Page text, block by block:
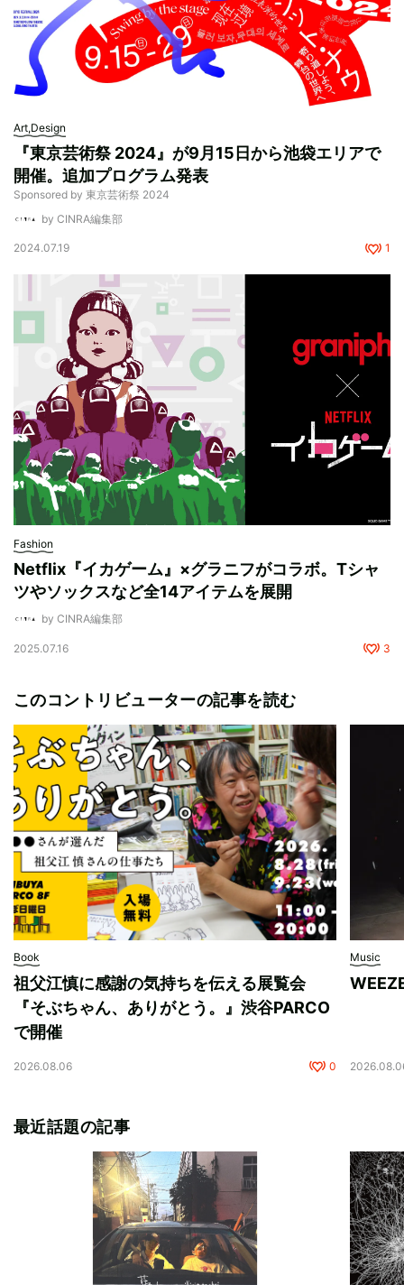
Art,Design
『東京芸術祭 2024』が9月15日から池袋エリアで
開催。追加プログラム発表
Sponsored by 東京芸術祭 2024
by CINRA編集部
2024.07.19 1
Fashion
Netflix『イカゲーム』×グラニフがコラボ。Tシャ
ツやソックスなど全14アイテムを展開
by CINRA編集部
2025.07.16 3
このコントリビューターの記事を読む
Book
祖父江慎に感謝の気持ちを伝える展覧会
『そぶちゃん、ありがとう。』渋谷PARCO
で開催
2026.08.06 0
Music
最近話題の記事